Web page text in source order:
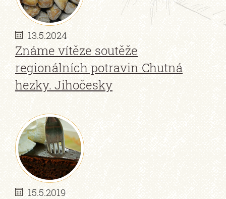
13.5.2024
Známe vítěze soutěže
regionálních potravin Chutná
hezky. Jihočesky
15.5.2019